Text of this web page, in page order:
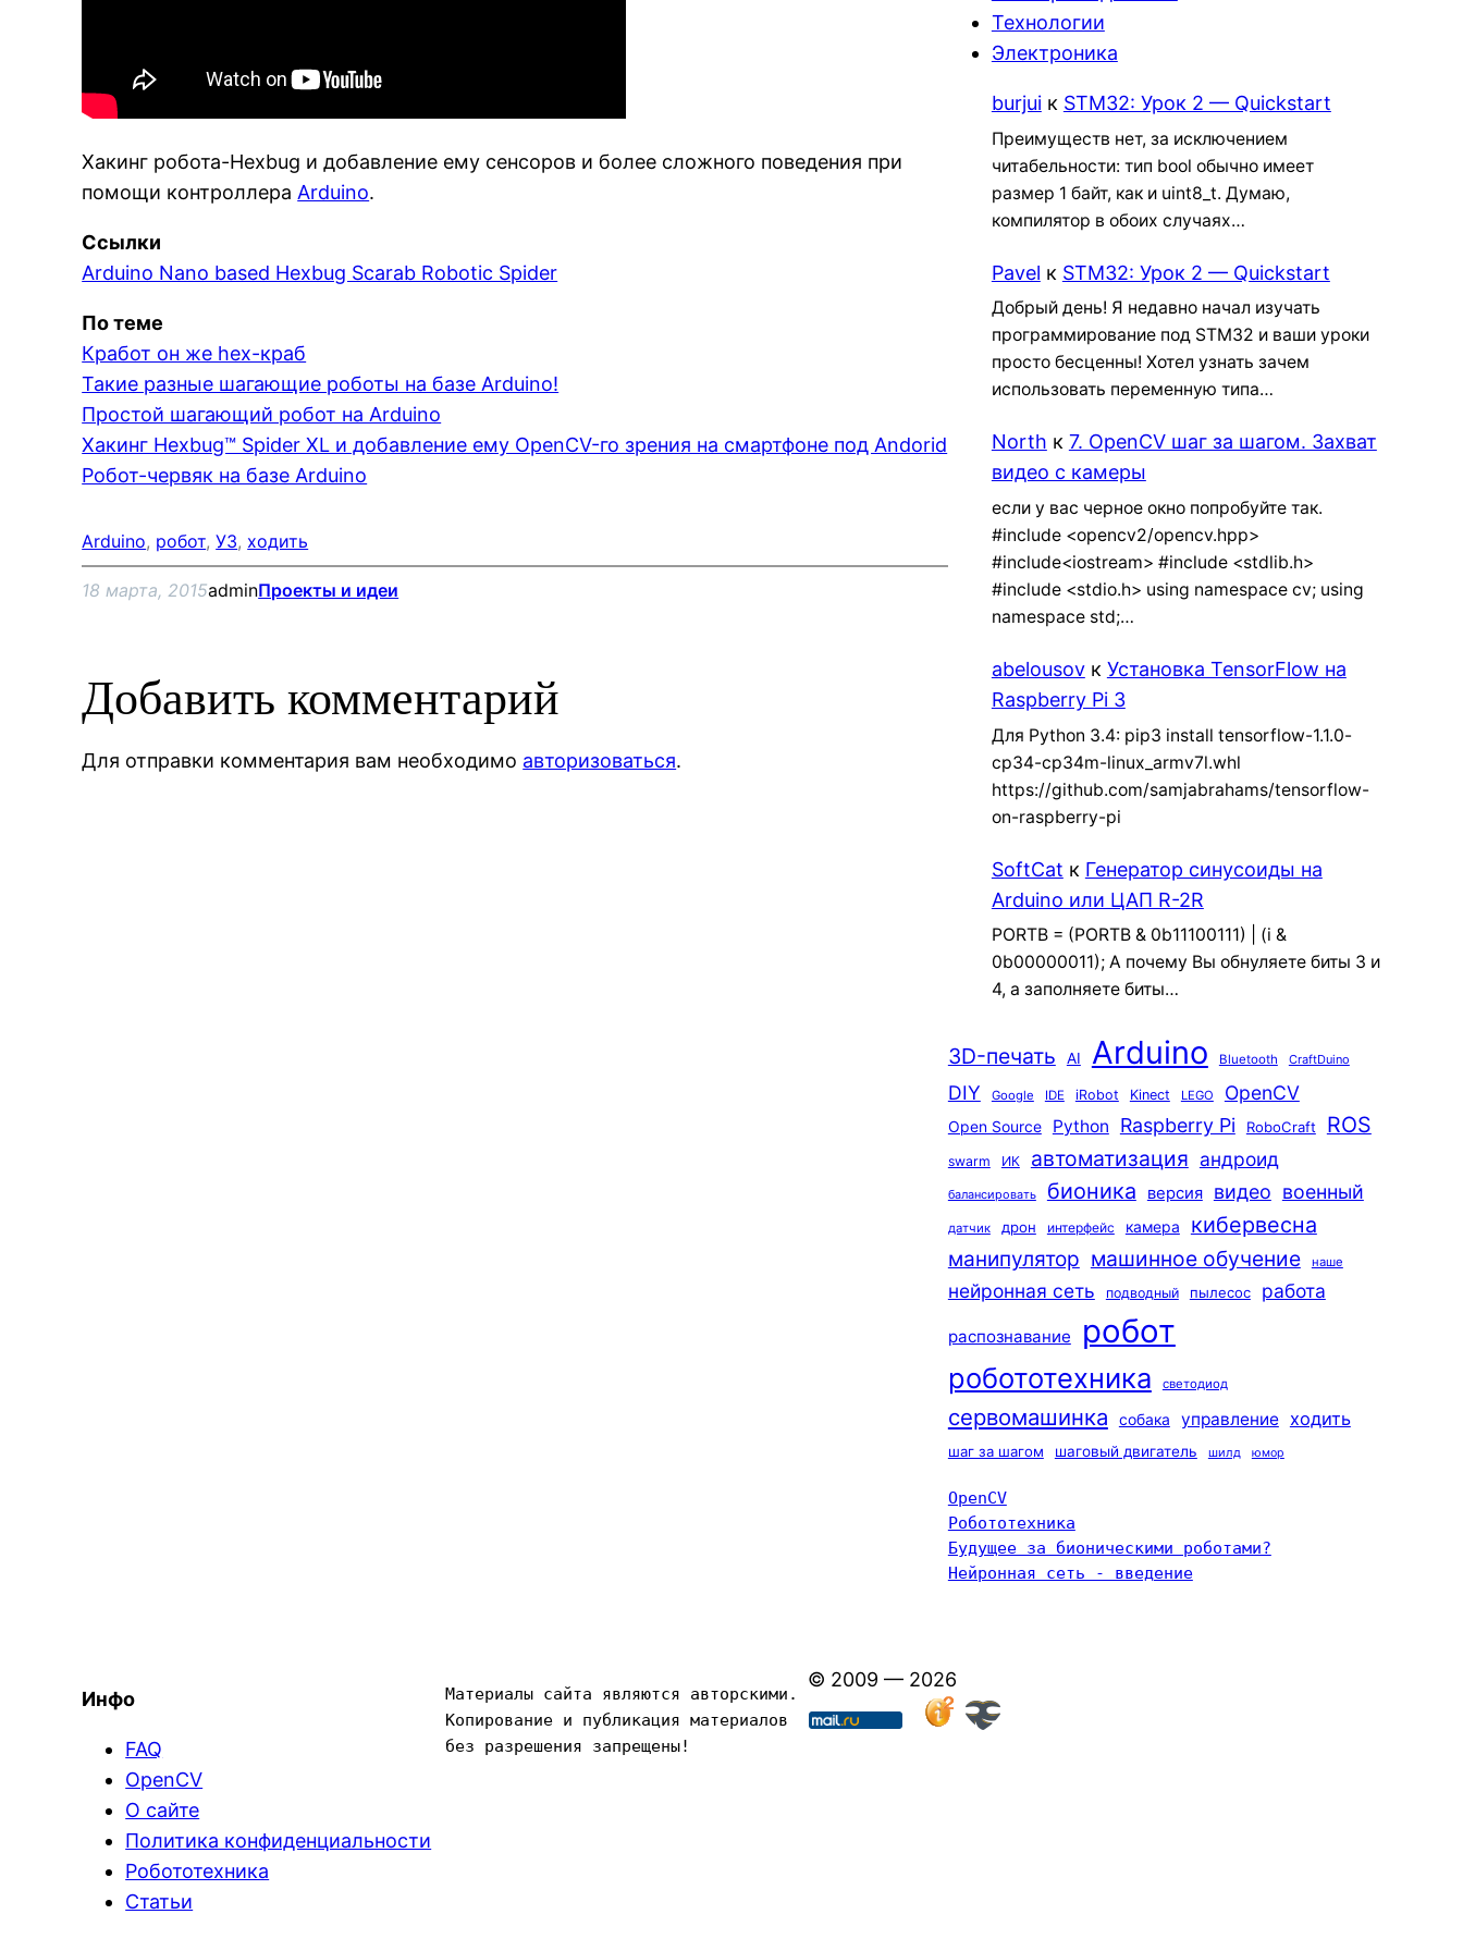
Хакинг робота-Hexbug и добавление ему сенсоров и более сложного поведения при
помощи контроллера Arduino.
Ссылки
Arduino Nano based Hexbug Scarab Robotic Spider
По теме
Кработ он же hex-краб
Такие разные шагающие роботы на базе Arduino!
Простой шагающий робот на Arduino
Хакинг Hexbug™ Spider XL и добавление ему OpenCV-го зрения на смартфоне под Andorid
Робот-червяк на базе Arduino
Arduino, робот, УЗ, ходить
18 марта, 2015adminПроекты и идеи
Добавить комментарий
Для отправки комментария вам необходимо авторизоваться.
Технологии
Электроника
burjuiк STM32: Урок 2 — Quickstart
Преимуществ нет, за исключением
читабельности: тип bool обычно имеет
размер 1 байт, как и uint8_t. Думаю,
компилятор в обоих случаях…
Pavel к STM32: Урок 2 — Quickstart
Добрый день! Я недавно начал изучать
программирование под STM32 и ваши уроки
просто бесценны! Хотел узнать зачем
использовать переменную типа…
North к 7. OpenCV шаг за шагом. Захват
видео с камеры
если у вас черное окно попробуйте так.
#include <opencv2/opencv.hpp>
#include<iostream> #include <stdlib.h>
#include <stdio.h> using namespace cv; using
namespace std;…
abelousovк Установка TensorFlow на
Raspberry Pi 3
Для Python 3.4: pip3 install tensorflow-1.1.0-
cp34-cp34m-linux_armv7l.whl
https://github.com/samjabrahams/tensorflow-
on-raspberry-pi
SoftCat к Генератор синусоиды на
Arduino или ЦАП R-2R
PORTB = (PORTB & 0b11100111) | (i &
0b00000011); А почему Вы обнуляете биты 3 и
4, а заполняете биты…
3D-печать AI Arduino Bluetooth CraftDuino
DIY Google IDE iRobot Kinect LEGO OpenCV
Open Source Python Raspberry Pi RoboCraft ROS
swarm ИК автоматизация андроид
балансировать бионика версия видео военный
датчик дрон интерфейс камера кибервесна
манипулятор машинное обучение наше
нейронная сеть подводный пылесос работа
распознавание робот
робототехника светодиод
сервомашинка собака управление ходить
шаг за шагом шаговый двигатель шилд юмор
OpenCV
Робототехника
Будущее за бионическими роботами?
Нейронная сеть - введение
Инфо
FAQ
OpenCV
О сайте
Политика конфиденциальности
Робототехника
Статьи
Материалы сайта являются авторскими.
Копирование и публикация материалов
без разрешения запрещены!
© 2009 — 2026